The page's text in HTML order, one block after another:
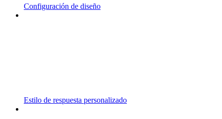
Configuración de diseño
Estilo de respuesta personalizado